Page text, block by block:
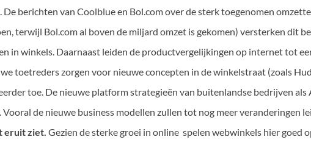
berichten van Coolblue en Bol.com over de sterk toegenomen
terwijl Bol.com al boven de miljard omzet is gekomen) versterken dit
in winkels. Daarnaast leiden de productvergelijkingen op internet tot
toetreders zorgen voor nieuwe concepten in de winkelstraat (zoals
toe. De nieuwe platform strategieën van buitenlandse bedrijven als
de nieuwe business modellen zullen tot nog meer veranderingen
eruit ziet. Gezien de sterke groei in online spelen webwinkels hier goed